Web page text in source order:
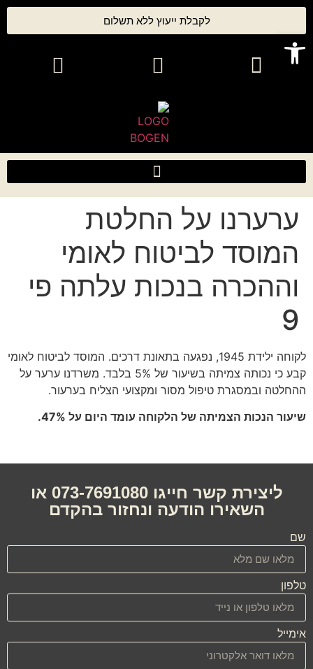
לקבלת ייעוץ ללא תשלום
ערערנו על החלטת
המוסד לביטוח לאומי
וההכרה בנכות עלתה פי
9
לקוחה ילידת 1945, נפגעה בתאונת דרכים. המוסד לביטוח לאומי
קבע כי נכותה צמיתה בשיעור של 5% בלבד. משרדנו ערער על
ההחלטה ובמסגרת טיפול מסור ומקצועי הצליח בערעור.
שיעור הנכות הצמיתה של הלקוחה עומד היום על 47%.
ליצירת קשר חייגו 073-7691080 או
השאירו הודעה ונחזור בהקדם
שם
טלפון
אימייל
פתח סרגל נגישות